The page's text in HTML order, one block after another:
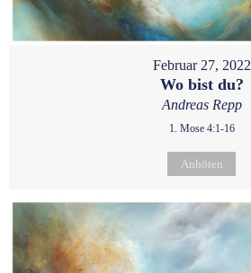
Februar 27, 2022
Wo bist du?
Andreas Repp
1. Mose 4:1-16
Anhören